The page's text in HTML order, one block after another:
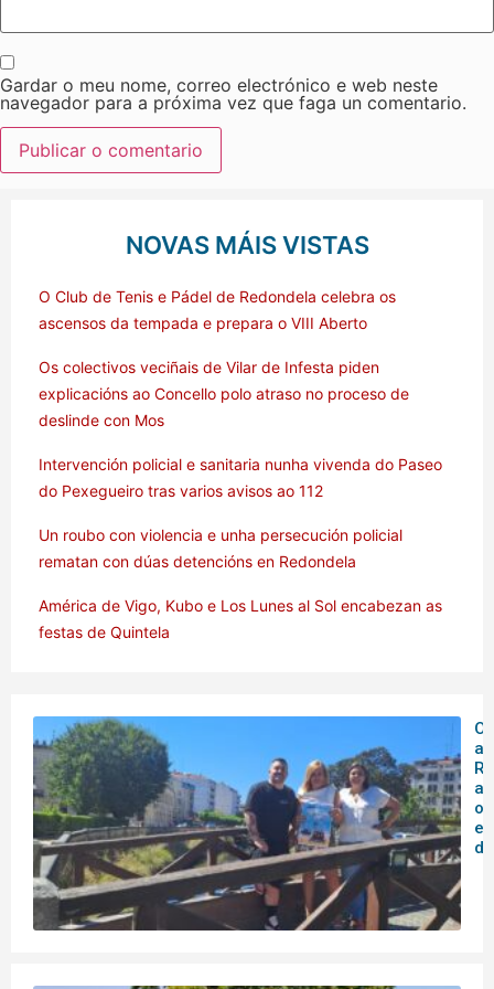
Gardar o meu nome, correo electrónico e web neste
navegador para a próxima vez que faga un comentario.
NOVAS MÁIS VISTAS
O Club de Tenis e Pádel de Redondela celebra os
ascensos da tempada e prepara o VIII Aberto
Os colectivos veciñais de Vilar de Infesta piden
explicacións ao Concello polo atraso no proceso de
deslinde con Mos
Intervención policial e sanitaria nunha vivenda do Paseo
do Pexegueiro tras varios avisos ao 112
Un roubo con violencia e unha persecución policial
rematan con dúas detencións en Redondela
América de Vigo, Kubo e Los Lunes al Sol encabezan as
festas de Quintela
O
o